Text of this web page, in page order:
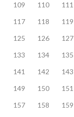
109
110 111
117
118 119
125
126 127
133
134 135
141
142 143
149
150 151
157
158 159